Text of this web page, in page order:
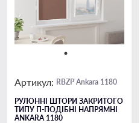
Артикул: RBZP Ankara 1180
РУЛОННІ ШТОРИ ЗАКРИТОГО
ТИПУ П-ПОДIБНІ НАПРЯМНІ
ANKARA 1180